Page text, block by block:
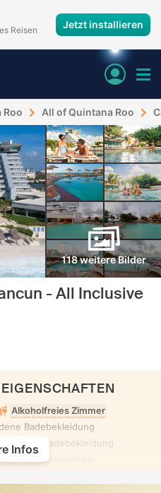
Reisen Jetzt installieren
Roo All of Quintana Roo
118 weitere Bilder
- All Inclusive
Alkoholfreies Zimmer
Badebekleidung
Badebekleidung
uneinsehbar
Infos